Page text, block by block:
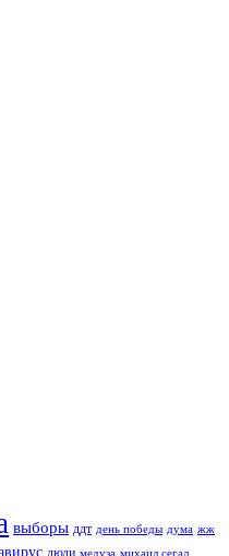
выборы ддт день победы дума жж
люди медуза михаил сегал